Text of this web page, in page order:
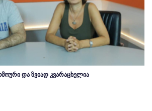
და ზვიად კვარაცხელია